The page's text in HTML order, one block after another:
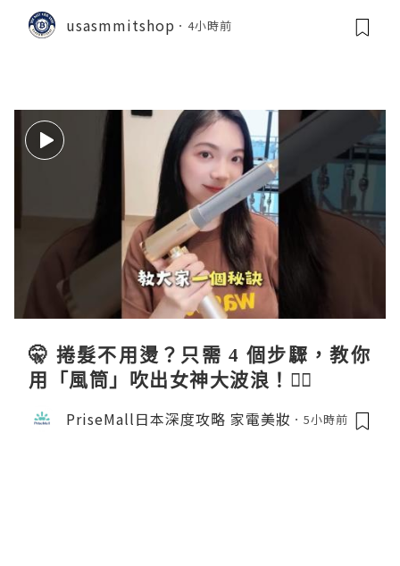
usasmmitshop 4小時前
🤫 捲髮不用燙？只需 4 個步驟，教你
用「風筒」吹出女神大波浪！💇‍♀️
PriseMall日本深度攻略 家電美妝 5小時前